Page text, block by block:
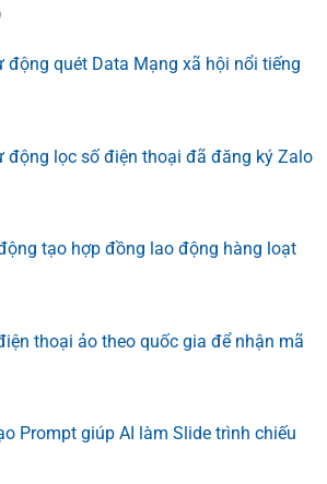
động quét Data Mạng xã hội nổi tiếng
động lọc số điện thoại đã đăng ký Zalo
tạo hợp đồng lao động hàng loạt
thoại ảo theo quốc gia để nhận mã
Prompt giúp AI làm Slide trình chiếu